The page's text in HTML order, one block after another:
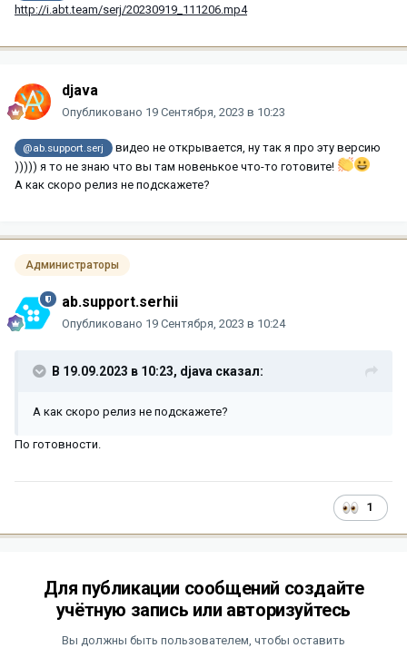
http://i.abt.team/serj/20230919_111206.mp4
djava
Опубликовано 19 Сентября, 2023 в 10:23
@ab.support.serj
видео не открывается, ну так я про эту версию
))))) я то не знаю что вы там новенькое что-то готовите!
А как скоро релиз не подскажете?
Администраторы
ab.support.serhii
Опубликовано 19 Сентября, 2023 в 10:24
В 19.09.2023 в 10:23, djava сказал:
А как скоро релиз не подскажете?
По готовности.
1
Для публикации сообщений создайте
учётную запись или авторизуйтесь
Вы должны быть пользователем, чтобы оставить